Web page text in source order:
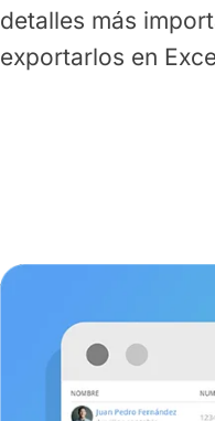
detalles más
exportarlos en